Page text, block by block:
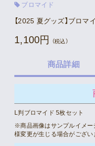
ブロマイド
【2025 夏グッズ】ブロ
1,100円 （税込）
商品詳細
L判ブロマイド 5枚セット
※商品画像はサンプルイメー
様変更が生じる場合がござい